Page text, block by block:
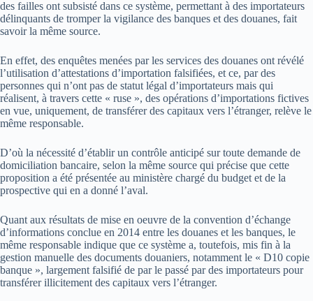
des failles ont subsisté dans ce système, permettant à des importateurs
délinquants de tromper la vigilance des banques et des douanes, fait
savoir la même source.
En effet, des enquêtes menées par les services des douanes ont révélé
l’utilisation d’attestations d’importation falsifiées, et ce, par des
personnes qui n’ont pas de statut légal d’importateurs mais qui
réalisent, à travers cette « ruse », des opérations d’importations fictives
en vue, uniquement, de transférer des capitaux vers l’étranger, relève le
même responsable.
D’où la nécessité d’établir un contrôle anticipé sur toute demande de
domiciliation bancaire, selon la même source qui précise que cette
proposition a été présentée au ministère chargé du budget et de la
prospective qui en a donné l’aval.
Quant aux résultats de mise en oeuvre de la convention d’échange
d’informations conclue en 2014 entre les douanes et les banques, le
même responsable indique que ce système a, toutefois, mis fin à la
gestion manuelle des documents douaniers, notamment le « D10 copie
banque », largement falsifié de par le passé par des importateurs pour
transférer illicitement des capitaux vers l’étranger.